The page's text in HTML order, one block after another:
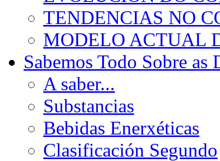
TENDENCIAS NO
MODELO ACTUAL
Sabemos Todo Sobre as
A saber...
Substancias
Bebidas Enerxéticas
Clasificación Segundo